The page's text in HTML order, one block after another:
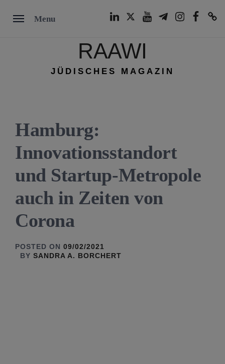
Menu
RAAWI
JÜDISCHES MAGAZIN
Hamburg:
Innovationsstandort
und Startup-Metropole
auch in Zeiten von
Corona
POSTED ON 09/02/2021
BY SANDRA A. BORCHERT